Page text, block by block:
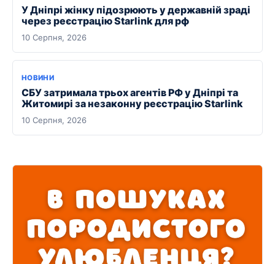
У Дніпрі жінку підозрюють у державній зраді
через реєстрацію Starlink для рф
10 Серпня, 2026
НОВИНИ
СБУ затримала трьох агентів РФ у Дніпрі та
Житомирі за незаконну реєстрацію Starlink
10 Серпня, 2026